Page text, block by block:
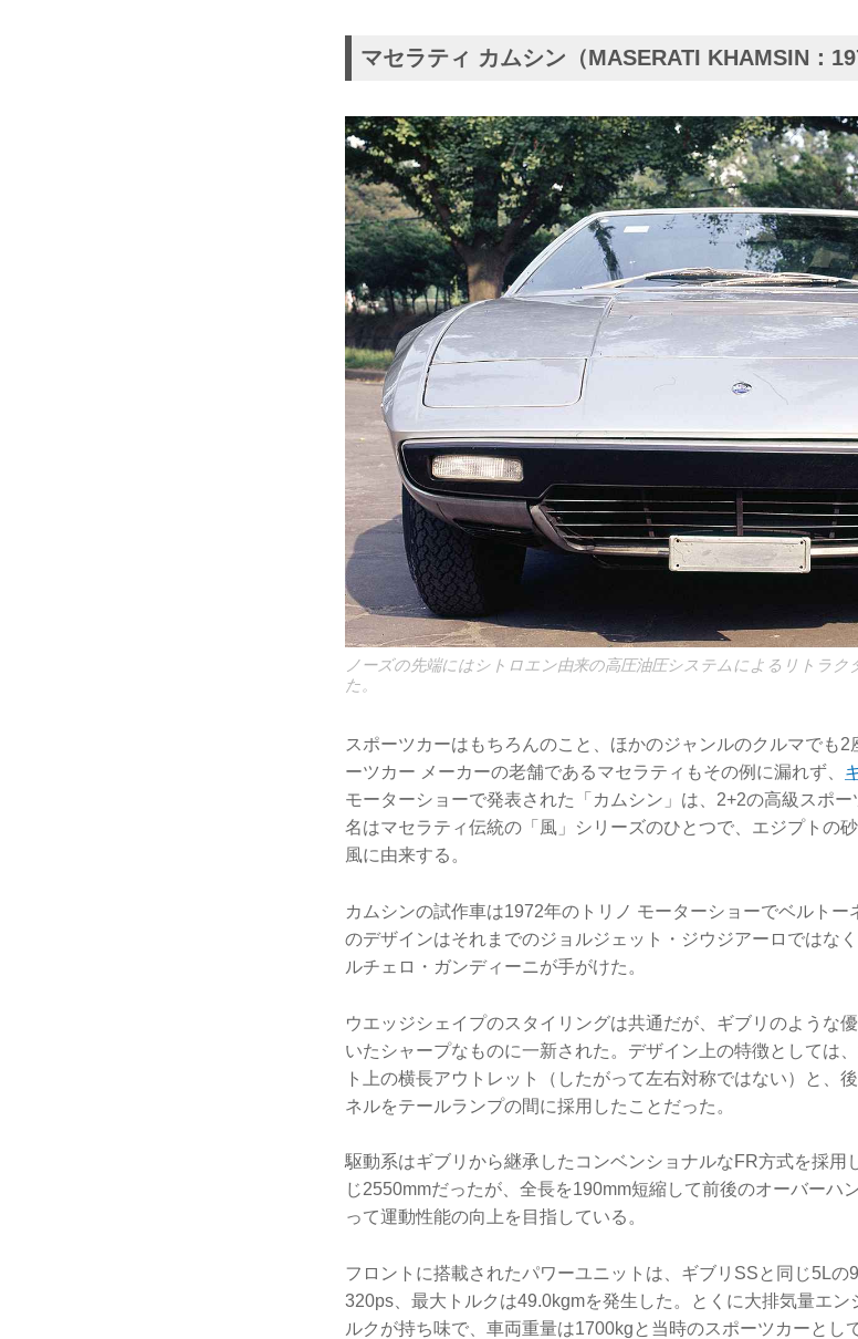
マセラティ カムシン（MASERATI KHAMSIN：
ノーズの先端にはシトロエン由来の高圧油圧システムによるリトラ
た。
スポーツカーはもちろんのこと、ほかのジャンルのクルマでも
ーツカー メーカーの老舗であるマセラティもその例に漏れず、
モーターショーで発表された「カムシン」は、2+2の高級スポ
名はマセラティ伝統の「風」シリーズのひとつで、エジプトの
風に由来する。
カムシンの試作車は1972年のトリノ モーターショーでベルト
のデザインはそれまでのジョルジェット・ジウジアーロではな
ルチェロ・ガンディーニが手がけた。
ウエッジシェイプのスタイリングは共通だが、ギブリのような
いたシャープなものに一新された。デザイン上の特徴としては
ト上の横長アウトレット（したがって左右対称ではない）と、
ネルをテールランプの間に採用したことだった。
駆動系はギブリから継承したコンベンショナルなFR方式を採用
じ2550mmだったが、全長を190mm短縮して前後のオーバーハ
って運動性能の向上を目指している。
フロントに搭載されたパワーユニットは、ギブリSSと同じ5Lの
320ps、最大トルクは49.0kgmを発生した。とくに大排気量エン
ルクが持ち味で、車両重量は1700kgと当時のスポーツカーと